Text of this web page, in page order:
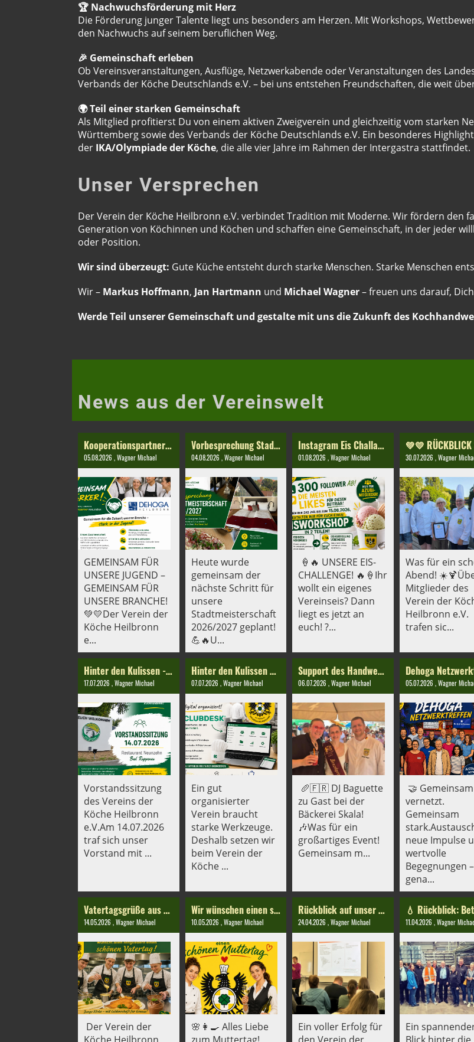
🏆 Nachwuchsförderung mit Herz
Die Förderung junger Talente liegt uns besonders am Herzen. Mit Workshops,
den Nachwuchs auf seinem beruflichen Weg.
🎉 Gemeinschaft erleben
Ob Vereinsveranstaltungen, Ausflüge, Netzwerkabende oder Veranstaltungen des
Verbands der Köche Deutschlands e.V. – bei uns entstehen Freundschaften, die weit
🌍 Teil einer starken Gemeinschaft
Als Mitglied profitierst Du von einem aktiven Zweigverein und gleichzeitig vom starken
Württemberg sowie des Verbands der Köche Deutschlands e.V. Ein besonderes
der IKA/Olympiade der Köche, die alle vier Jahre im Rahmen der Intergastra stattfindet.
Unser Versprechen
Der Verein der Köche Heilbronn e.V. verbindet Tradition mit Moderne. Wir fördern den
Generation von Köchinnen und Köchen und schaffen eine Gemeinschaft, in der jeder
oder Position.
Wir sind überzeugt: Gute Küche entsteht durch starke Menschen. Starke Menschen
Wir – Markus Hoffmann, Jan Hartmann und Michael Wagner– freuen uns darauf,
Werde Teil unserer Gemeinschaft und gestalte mit uns die Zukunft des
News aus der Vereinswelt
Kooperationspartner DEHOGA Heilbronn Jugendarbeit
05.08.2026 , Wagner Michael
GEMEINSAM FÜR
UNSERE JUGEND –
GEMEINSAM FÜR
UNSERE BRANCHE!
💚💛Der Verein der
Köche Heilbronn
e...
Vorbesprechung Stadtmeisterschaft 2026/2027!
04.08.2026 , Wagner Michael
Heute wurde
gemeinsam der
nächste Schritt für
unsere
Stadtmeisterschaft
2026/2027 geplant!
💪🔥U...
Instagram Eis Challange 2026
01.08.2026 , Wagner Michael
🍦🔥 UNSERE EIS-
CHALLENGE! 🔥🍦Ihr
wollt ein eigenes
Vereinseis? Dann
liegt es jetzt an
euch! ?...
30.07.2026 , Wagner
Was für ein
Abend!
Mitglieder des
Verein der
Heilbronn e.V.
trafen sic...
Hinter den Kulissen - Einblicke in die Vorstandssitzung
17.07.2026 , Wagner Michael
Vorstandssitzung
des Vereins der
Köche Heilbronn
e.V.Am 14.07.2026
traf sich unser
Vorstand mit ...
Hinter den Kulissen – unsere Vereinsarbeit digital organisiert!
07.07.2026 , Wagner Michael
Ein gut
organisierter
Verein braucht
starke Werkzeuge.
Deshalb setzen wir
beim Verein der
Köche ...
Support des Handwerk in der Bäckerei Skala Amorbach-Neckarsulm
06.07.2026 , Wagner Michael
🥖🇫🇷 DJ Baguette
zu Gast bei der
Bäckerei Skala!
🎶Was für ein
großartiges Event!
Gemeinsam m...
05.07.2026 , Wagner
🤝 Gemeinsam
vernetzt.
Gemeinsam
neue Impulse
wertvolle
Begegnungen –
gena...
Vatertagsgrüße aus der Küche
14.05.2026 , Wagner Michael
Der Verein der
Wir wünschen einen schönen Muttertag ❤️
10.05.2026 , Wagner Michael
🌸👩‍🍳 Alles Liebe
Rückblick auf unser HACCP-Seminar 2026
24.04.2026 , Wagner Michael
Ein voller Erfolg für
11.04.2026 , Wagner
Ein